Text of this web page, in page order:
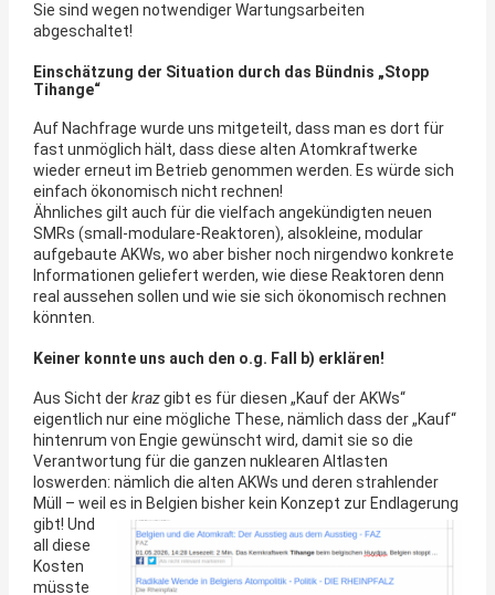
Sie sind wegen notwendiger Wartungsarbeiten
abgeschaltet!
Einschätzung der Situation durch das Bündnis „Stopp
Tihange“
Auf Nachfrage wurde uns mitgeteilt, dass man es dort für
fast unmöglich hält, dass diese alten Atomkraftwerke
wieder erneut im Betrieb genommen werden. Es würde sich
einfach ökonomisch nicht rechnen!
Ähnliches gilt auch für die vielfach angekündigten neuen
SMRs (small-modulare-Reaktoren), alsokleine, modular
aufgebaute AKWs, wo aber bisher noch nirgendwo konkrete
Informationen geliefert werden, wie diese Reaktoren denn
real aussehen sollen und wie sie sich ökonomisch rechnen
könnten.
Keiner konnte uns auch den o.g. Fall b) erklären!
Aus Sicht derkrazgibt es für diesen „Kauf der AKWs“
eigentlich nur eine mögliche These, nämlich dass der „Kauf“
hintenrum von Engie gewünscht wird, damit sie so die
Verantwortung für die ganzen nuklearen Altlasten
loswerden: nämlich die alten AKWs und deren strahlender
Müll – weil es in Belgien bisher kein Konzept zur Endlagerung
gibt! Und
all diese
Kosten
müsste